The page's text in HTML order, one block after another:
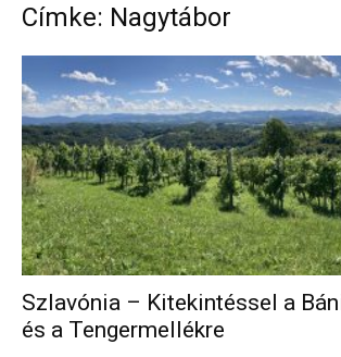
Címke: Nagytábor
Szlavónia – Kitekintéssel a
és a Tengermellékre